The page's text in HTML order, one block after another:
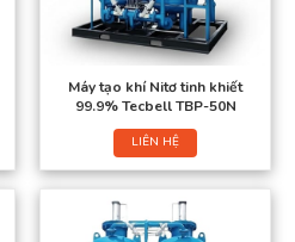
Máy tạo khí Nitơ tinh khiết
99.9% Tecbell TBP-50N
LIÊN HỆ